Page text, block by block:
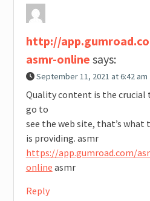
http://
asmr-online says:
September 11, 2021 at 6:42 am
Quality content is the crucial
go to
see the web site, that’s what
is providing. asmr
https://app.gumroad.com/
online asmr
Reply